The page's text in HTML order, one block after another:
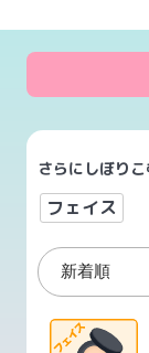
さらにしぼり
フェイス